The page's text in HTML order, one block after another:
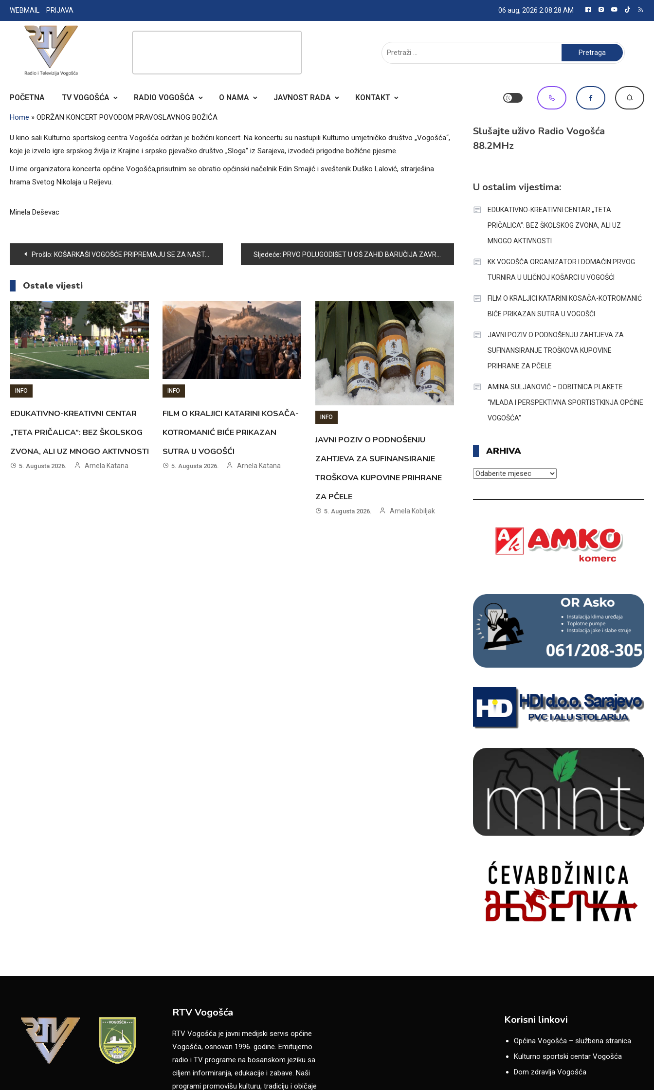
Skip
to
WEBMAIL PRIJAVA 06 aug, 2026 2:08:28 AM
RADIO TELEVIZIJA VOGOŠĆA
Pretraga:
POČETNA TV VOGOŠĆA RADIO VOGOŠĆA O NAMA JAVNOST RADA KONTAKT
Home » ODRŽAN KONCERT POVODOM PRAVOSLAVNOG BOŽIĆA
U kino sali Kulturno sportskog centra Vogošća održan je božićni koncert. Na koncertu su nastupili Kulturno umjetničko društvo „Vogošća“,
koje je izvelo igre srpskog življa iz Krajine i srpsko pjevačko društvo „Sloga“ iz Sarajeva, izvodeći prigodne božićne pjesme.
U ime organizatora koncerta općine Vogošća,prisutnim se obratio općinski načelnik Edin Smajić i sveštenik Duško Lalović, strarješina
hrama Svetog Nikolaja u Reljevu.
Minela Deševac
Navigacija
članaka
Prošlo: KOŠARKAŠI VOGOŠĆE PRIPREMAJU SE ZA NASTAVAK SEZONE Sljedeće: PRVO POLUGODIŠET U OŠ ZAHID BARUČIJA ZAVRŠENO PROSJEČNOM OCJENOM 4,04
Ostale vijesti
INFO
EDUKATIVNO-KREATIVNI CENTAR
„TETA PRIČALICA”: BEZ ŠKOLSKOG
ZVONA, ALI UZ MNOGO AKTIVNOSTI
5. Augusta 2026. Arnela Katana
INFO
FILM O KRALJICI KATARINI KOSAČA-
KOTROMANIĆ BIĆE PRIKAZAN
SUTRA U VOGOŠĆI
5. Augusta 2026. Arnela Katana
INFO
JAVNI POZIV O PODNOŠENJU
ZAHTJEVA ZA SUFINANSIRANJE
TROŠKOVA KUPOVINE PRIHRANE
ZA PČELE
5. Augusta 2026. Amela Kobiljak
Slušajte uživo Radio Vogošća
88.2MHz
U ostalim vijestima:
EDUKATIVNO-KREATIVNI CENTAR „TETA
PRIČALICA”: BEZ ŠKOLSKOG ZVONA, ALI UZ
MNOGO AKTIVNOSTI
KK VOGOŠĆA ORGANIZATOR I DOMAĆIN PRVOG
TURNIRA U ULIČNOJ KOŠARCI U VOGOŠĆI
FILM O KRALJICI KATARINI KOSAČA-KOTROMANIĆ
BIĆE PRIKAZAN SUTRA U VOGOŠĆI
JAVNI POZIV O PODNOŠENJU ZAHTJEVA ZA
SUFINANSIRANJE TROŠKOVA KUPOVINE
PRIHRANE ZA PČELE
AMINA SULJANOVIĆ – DOBITNICA PLAKETE
“MLADA I PERSPEKTIVNA SPORTISTKINJA OPĆINE
VOGOŠĆA”
ARHIVA
ARHIVA
RTV Vogošća
RTV Vogošća je javni medijski servis općine
Vogošća, osnovan 1996. godine. Emitujemo
radio i TV programe na bosanskom jeziku sa
ciljem informiranja, edukacije i zabave. Naši
programi promovišu kulturu, tradiciju i običaje
Korisni linkovi
Općina Vogošća – službena stranica
Kulturno sportski centar Vogošća
Dom zdravlja Vogošća